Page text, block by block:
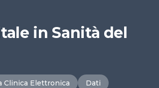
in Sanità del
Clinica Elettronica Dati